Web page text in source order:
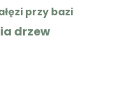
przy bazi
drzew